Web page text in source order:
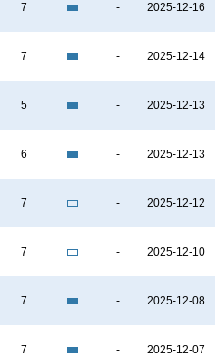
7 - 2025-12-16
7 - 2025-12-14
5 - 2025-12-13
6 - 2025-12-13
7 - 2025-12-12
7 - 2025-12-10
7 - 2025-12-08
7 - 2025-12-07